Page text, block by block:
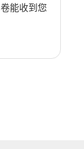
能收到您